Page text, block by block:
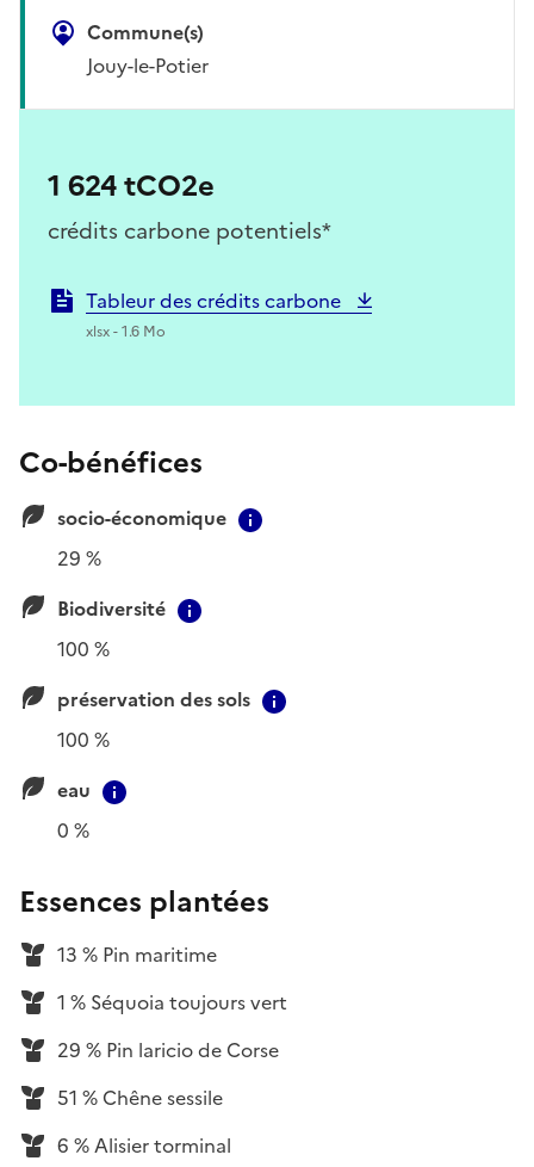
Commune(s)
Jouy-le-Potier
1 624 tCO2e
crédits carbone potentiels*
Tableur des crédits carbone
xlsx - 1.6 Mo
Co-bénéfices
socio-économique
29 %
Biodiversité
100 %
préservation des sols
100 %
eau
0 %
Essences plantées
13 % Pin maritime
1 % Séquoia toujours vert
29 % Pin laricio de Corse
51 % Chêne sessile
6 % Alisier torminal